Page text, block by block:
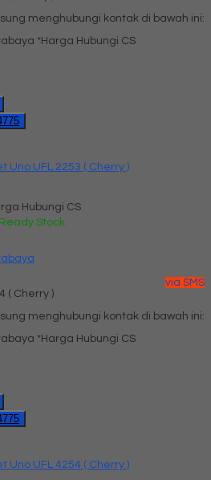
menghubungi kontak di bawah ini:
*Harga Hubungi CS
Uno UFL 2253 ( Cherry )
Hubungi CS
Ready Stock
via SMS
( Cherry )
menghubungi kontak di bawah ini:
*Harga Hubungi CS
Uno UFL 4254 ( Cherry )